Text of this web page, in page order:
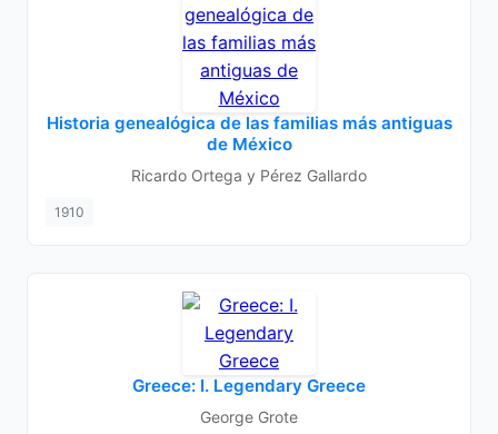
Historia genealógica de las familias más antiguas
de México
Ricardo Ortega y Pérez Gallardo
1910
Greece: I. Legendary Greece
George Grote